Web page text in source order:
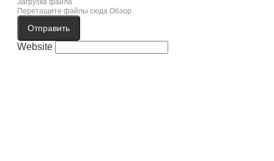
Загрузка файла
Перетащите файлы сюда Обзор
Отправить
Website